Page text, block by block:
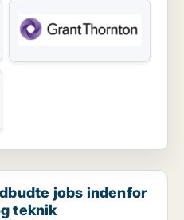
jobs indenfor
teknik